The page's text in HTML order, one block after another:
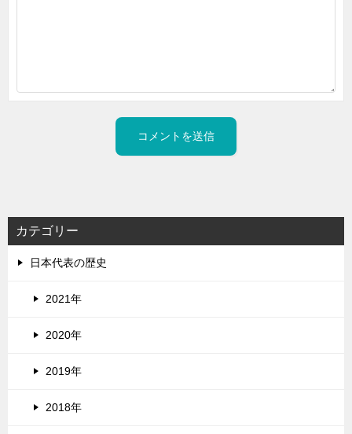
カテゴリー
日本代表の歴史
2021年
2020年
2019年
2018年